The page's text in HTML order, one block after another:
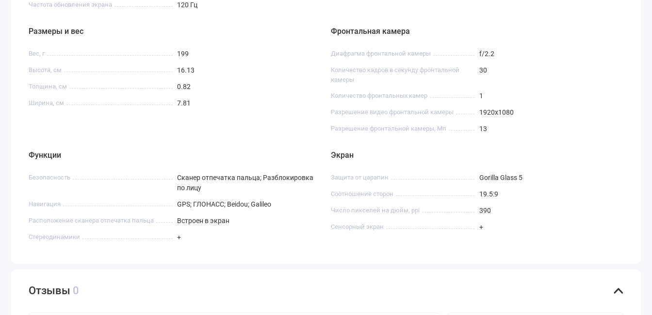
Частота обновления экрана 120 Гц
Размеры и вес
Вес, г 199
Высота, см 16.13
Толщина, см 0.82
Ширина, см 7.81
Фронтальная камера
Диафрагма фронтальной камеры f/2.2
Количество кадров в секунду фронтальной
камеры
30
Количество фронтальных камер 1
Разрешение видео фронтальной камеры 1920х1080
Разрешение фронтальной камеры, Мп 13
Функции
Безопасность
Сканер отпечатка пальца; Разблокировка
по лицу
Навигация GPS; ГЛОНАСС; Beidou; Galileo
Расположение сканера отпечатка пальца Встроен в экран
Стереодинамики +
Экран
Защита от царапин Gorilla Glass 5
Соотношение сторон 19.5:9
Число пикселей на дюйм, ppi 390
Сенсорный экран +
Отзывы 0